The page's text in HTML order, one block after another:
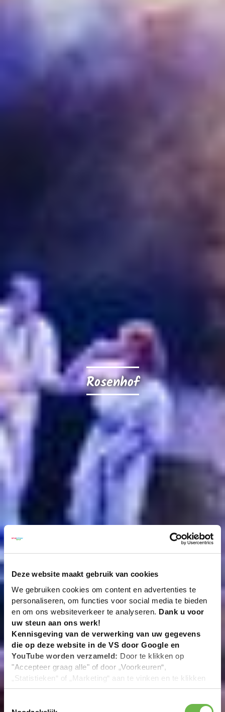
Deze website maakt gebruik van cookies
We gebruiken cookies om content en advertenties te
personaliseren, om functies voor social media te bieden
en om ons websiteverkeer te analyseren. Dank u voor
uw steun aan ons werk!
Kennisgeving van de verwerking van uw gegevens
die op deze website in de VS door Google en
YouTube worden verzameld: Door te klikken op
"Accepteer graag alle" of door „Voorkeuren“,
„Statistieken“ of „Marketing“ aan te vinken en te klikken
op "Selectie handmatig instellen", stemt u er ook mee in
Rosenhof